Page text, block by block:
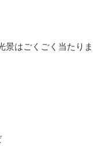
景はごくごく当たりま